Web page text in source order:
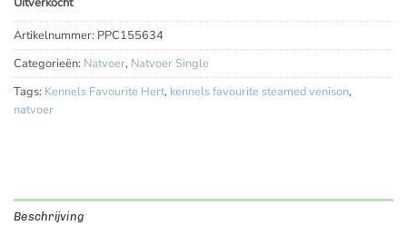
Artikelnummer: PPC155634
Categorieën: Natvoer, Natvoer Single
Tags: Kennels Favourite Hert, kennels favourite steamed venison,
natvoer
Beschrijving